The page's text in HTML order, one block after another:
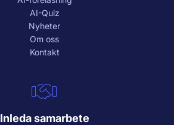
AI-Quiz
Nyheter
Om oss
Kontakt
Inleda samarbete